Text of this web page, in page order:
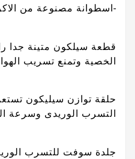
-اسطوانة مصنوعة من
قطعة سيلكون متينة جدا
الخصية وتمنع تسريب
حلقة توازن سيليكون
التسرب الوريدى وسرعة
جلدة سوفت للتسرب